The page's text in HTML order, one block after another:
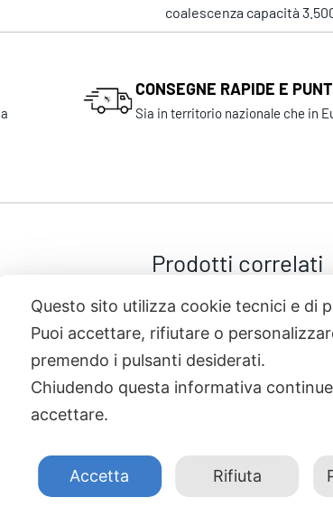
coalescenza capacità
CONSEGNE RAPIDE E
Sia in territorio nazionale che in
Prodotti correlati
Questo sito utilizza cookie tecnici e di
Puoi accettare, rifiutare o
premendo i pulsanti desiderati.
Chiudendo questa informativa
accettare.
Accetta Rifiuta